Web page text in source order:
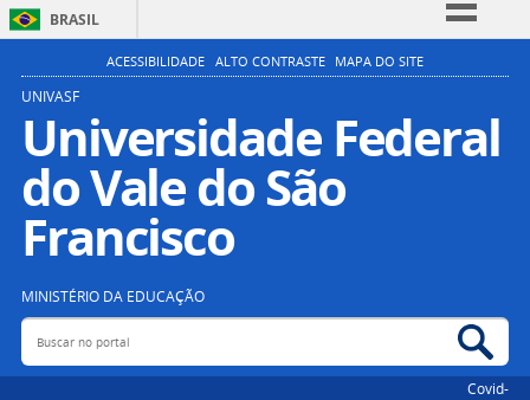
BRASIL
Simplifique!
Participe
Acesso à informação
Legislação
ACESSIBILIDADE ALTO CONTRASTE MAPA DO SITE
UNIVASF
Universidade Federal
do Vale do São
Francisco
MINISTÉRIO DA EDUCAÇÃO
Buscar no portal
Covid-